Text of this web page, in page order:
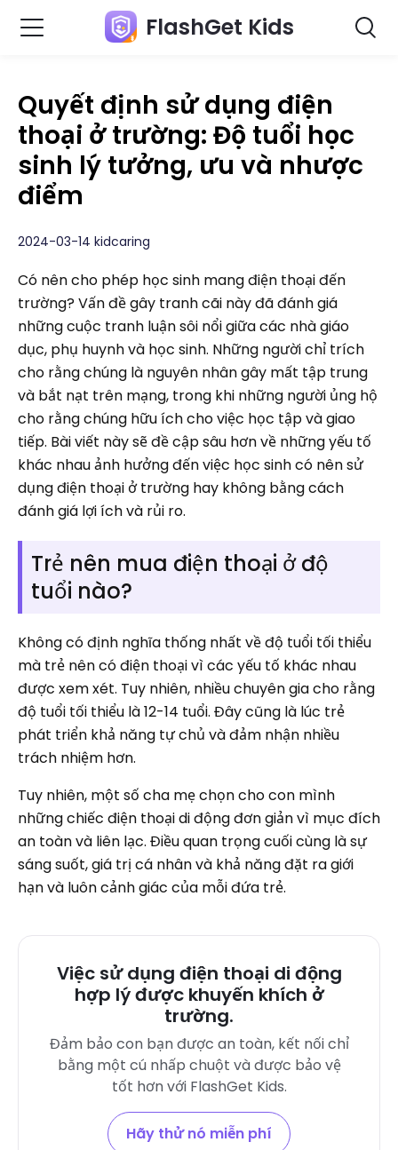
FlashGet Kids
Quyết định sử dụng điện
thoại ở trường: Độ tuổi học
sinh lý tưởng, ưu và nhược
điểm
2024-03-14 kidcaring
Có nên cho phép học sinh mang điện thoại đến
trường? Vấn đề gây tranh cãi này đã đánh giá
những cuộc tranh luận sôi nổi giữa các nhà giáo
dục, phụ huynh và học sinh. Những người chỉ trích
cho rằng chúng là nguyên nhân gây mất tập trung
và bắt nạt trên mạng, trong khi những người ủng hộ
cho rằng chúng hữu ích cho việc học tập và giao
tiếp. Bài viết này sẽ đề cập sâu hơn về những yếu tố
khác nhau ảnh hưởng đến việc học sinh có nên sử
dụng điện thoại ở trường hay không bằng cách
đánh giá lợi ích và rủi ro.
Trẻ nên mua điện thoại ở độ
tuổi nào?
Không có định nghĩa thống nhất về độ tuổi tối thiểu
mà trẻ nên có điện thoại vì các yếu tố khác nhau
được xem xét. Tuy nhiên, nhiều chuyên gia cho rằng
độ tuổi tối thiểu là 12-14 tuổi. Đây cũng là lúc trẻ
phát triển khả năng tự chủ và đảm nhận nhiều
trách nhiệm hơn.
Tuy nhiên, một số cha mẹ chọn cho con mình
những chiếc điện thoại di động đơn giản vì mục đích
an toàn và liên lạc. Điều quan trọng cuối cùng là sự
sáng suốt, giá trị cá nhân và khả năng đặt ra giới
hạn và luôn cảnh giác của mỗi đứa trẻ.
Việc sử dụng điện thoại di động
hợp lý được khuyến khích ở
trường.
Đảm bảo con bạn được an toàn, kết nối chỉ
bằng một cú nhấp chuột và được bảo vệ
tốt hơn với FlashGet Kids.
Hãy thử nó miễn phí